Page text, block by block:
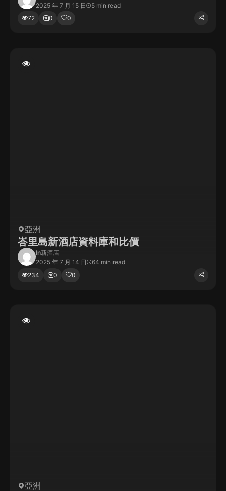
2025 年 7 月 15 日
5 min read
72
0 0
亞洲
峇里島新酒店資料庫和比價
In新酒店
2025 年 7 月 14 日
64 min read
234
0 0
亞洲